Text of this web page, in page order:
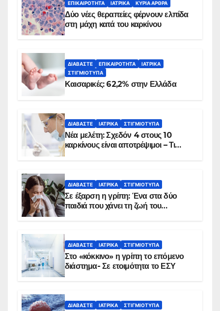
ΕΠΙΚΑΙΡΌΤΗΤΑ ΙΑΤΡΙΚΆ ΚΥΡΙΑ ΑΡΘΡΑ
Δύο νέες θεραπείες φέρνουν ελπίδα
στη μάχη κατά του καρκίνου
ΔΙΑΒΆΣΤΕ ΕΠΙΚΑΙΡΌΤΗΤΑ
ΙΑΤΡΙΚΆ
ΣΤΙΓΜΙΌΤΥΠΑ
Καισαρικές: 62,2% στην Ελλάδα
ΔΙΑΒΆΣΤΕ ΙΑΤΡΙΚΆ ΣΤΙΓΜΙΌΤΥΠΑ
Νέα μελέτη: Σχεδόν 4 στους 10
καρκίνους είναι αποτρέψιμοι – Τι
ΔΙΑΒΆΣΤΕ ΙΑΤΡΙΚΆ ΣΤΙΓΜΙΌΤΥΠΑ
Σε έξαρση η γρίπη: Ένα στα δύο
παιδιά που χάνει τη ζωή του
ΔΙΑΒΆΣΤΕ ΙΑΤΡΙΚΆ ΣΤΙΓΜΙΌΤΥΠΑ
Στο «κόκκινο» η γρίπη το επόμενο
διάστημα- Σε ετοιμότητα το ΕΣΥ
ΔΙΑΒΆΣΤΕ ΙΑΤΡΙΚΆ ΣΤΙΓΜΙΌΤΥΠΑ